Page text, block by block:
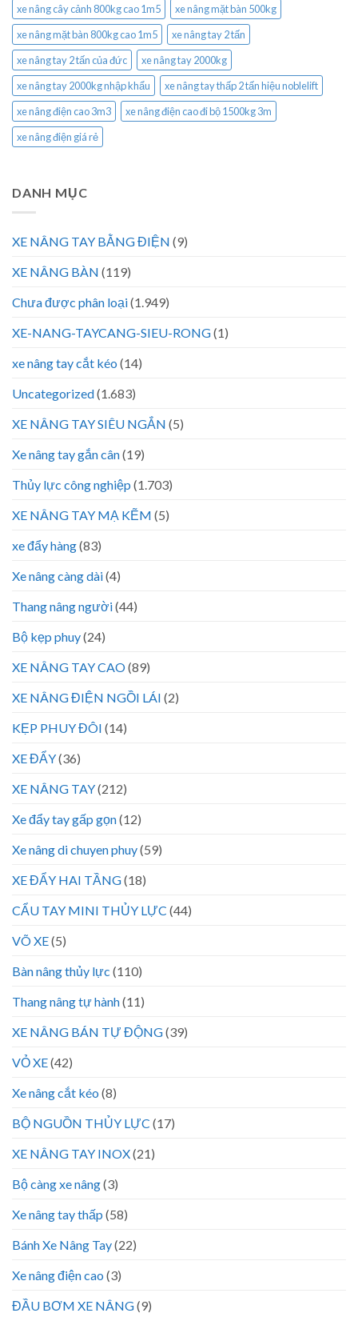
xe nâng cây cảnh 800kg cao 1m5
xe nâng mặt bàn 500kg
xe nâng mặt bàn 800kg cao 1m5
xe nâng tay 2 tấn
xe nâng tay 2 tấn của đức
xe nâng tay 2000kg
xe nâng tay 2000kg nhập khẩu
xe nâng tay thấp 2 tấn hiệu noblelift
xe nâng điện cao 3m3
xe nâng điện cao đi bộ 1500kg 3m
xe nâng điện giá rẻ
DANH MỤC
XE NÂNG TAY BẰNG ĐIỆN (9)
XE NÂNG BÀN (119)
Chưa được phân loại(1.949)
XE-NANG-TAYCANG-SIEU-RONG(1)
xe nâng tay cắt kéo (14)
Uncategorized(1.683)
XE NÂNG TAY SIÊU NGẮN (5)
Xe nâng tay gắn cân(19)
Thủy lực công nghiệp (1.703)
XE NÂNG TAY MẠ KẼM (5)
xe đẩy hàng(83)
Xe nâng càng dài(4)
Thang nâng người(44)
Bộ kẹp phuy(24)
XE NÂNG TAY CAO(89)
XE NÂNG ĐIỆN NGỒI LÁI (2)
KẸP PHUY ĐÔI (14)
XE ĐẨY(36)
XE NÂNG TAY(212)
Xe đẩy tay gấp gọn(12)
Xe nâng di chuyen phuy(59)
XE ĐẨY HAI TẦNG(18)
CẨU TAY MINI THỦY LỰC (44)
VÕ XE(5)
Bàn nâng thủy lực (110)
Thang nâng tự hành(11)
XE NÂNG BÁN TỰ ĐỘNG(39)
VỎ XE(42)
Xe nâng cắt kéo (8)
BỘ NGUỒN THỦY LỰC (17)
XE NÂNG TAY INOX(21)
Bộ càng xe nâng(3)
Xe nâng tay thấp (58)
Bánh Xe Nâng Tay(22)
Xe nâng điện cao (3)
ĐẦU BƠM XE NÂNG(9)